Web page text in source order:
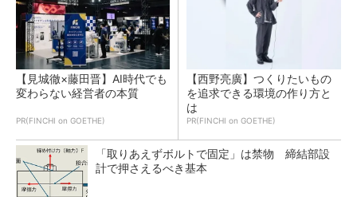
【見城徹×藤田晋】AI時代でも
変わらない経営者の本質
PR(FINCHI on GOETHE)
【西野亮廣】つくりたいもの
を追求できる環境の作り方と
は
PR(FINCHI on GOETHE)
「取りあえずボルトで固定」は禁物 締結部設
計で押さえるべき基本